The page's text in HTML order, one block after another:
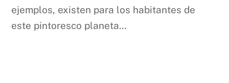
ejemplos, existen para los habitantes de
este pintoresco planeta…